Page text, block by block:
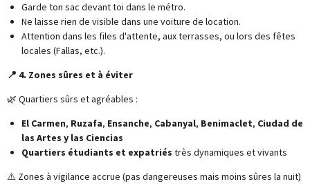
Garde ton sac devant toi dans le métro.
Ne laisse rien de visible dans une voiture de location.
Attention dans les files d'attente, aux terrasses, ou lors des fêtes
locales (Fallas, etc.).
📍 4. Zones sûres et à éviter
🌿 Quartiers sûrs et agréables :
El Carmen, Ruzafa, Ensanche, Cabanyal, Benimaclet, Ciudad de
las Artes y las Ciencias
Quartiers étudiants et expatriés très dynamiques et vivants
⚠️ Zones à vigilance accrue (pas dangereuses mais moins sûres la nuit)